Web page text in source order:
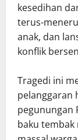
kesedihan
terus-
anak, dan
konflik
Tragedi ini
pelanggaran
pegunungan
baku